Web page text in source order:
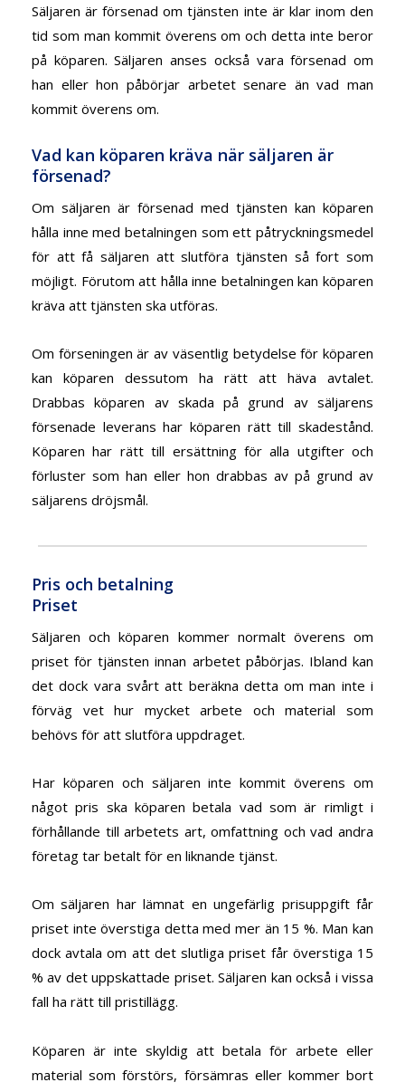
Säljaren är försenad om tjänsten inte är klar inom den
tid som man kommit överens om och detta inte beror
på köparen. Säljaren anses också vara försenad om
han eller hon påbörjar arbetet senare än vad man
kommit överens om.
Vad kan köparen kräva när säljaren är
försenad?
Om säljaren är försenad med tjänsten kan köparen
hålla inne med betalningen som ett påtryckningsmedel
för att få säljaren att slutföra tjänsten så fort som
möjligt. Förutom att hålla inne betalningen kan köparen
kräva att tjänsten ska utföras.
Om förseningen är av väsentlig betydelse för köparen
kan köparen dessutom ha rätt att häva avtalet.
Drabbas köparen av skada på grund av säljarens
försenade leverans har köparen rätt till skadestånd.
Köparen har rätt till ersättning för alla utgifter och
förluster som han eller hon drabbas av på grund av
säljarens dröjsmål.
Pris och betalning
Priset
Säljaren och köparen kommer normalt överens om
priset för tjänsten innan arbetet påbörjas. Ibland kan
det dock vara svårt att beräkna detta om man inte i
förväg vet hur mycket arbete och material som
behövs för att slutföra uppdraget.
Har köparen och säljaren inte kommit överens om
något pris ska köparen betala vad som är rimligt i
förhållande till arbetets art, omfattning och vad andra
företag tar betalt för en liknande tjänst.
Om säljaren har lämnat en ungefärlig prisuppgift får
priset inte överstiga detta med mer än 15 %. Man kan
dock avtala om att det slutliga priset får överstiga 15
% av det uppskattade priset. Säljaren kan också i vissa
fall ha rätt till pristillägg.
Köparen är inte skyldig att betala för arbete eller
material som förstörs, försämras eller kommer bort